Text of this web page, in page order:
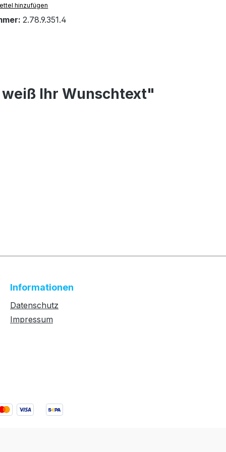
hinzufügen
2.78.9.351.4
Ihr Wunschtext"
Informationen
Datenschutz
Impressum